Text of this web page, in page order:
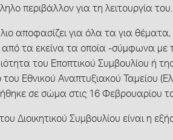
περιβάλλον για τη λειτουργία του.
αποφασίζει για όλα τα για θέματα,
από τα εκείνα τα οποία -σύμφωνα με
του Εποπτικού Συμβουλίου ή
του Εθνικού Αναπτυξιακού Ταμείου
σε σώμα στις 16 Φεβρουαρίου
Διοικητικού Συμβουλίου είναι η